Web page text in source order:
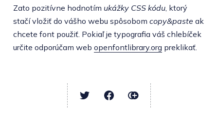
Zato pozitívne hodnotím ukážky CSS kódu, ktorý
stačí vložiť do vášho webu spôsobom copy&paste ak
chcete font použiť. Pokiaľ je typografia váš chlebíček
určite odporúčam web openfontlibrary.orgpreklikať.